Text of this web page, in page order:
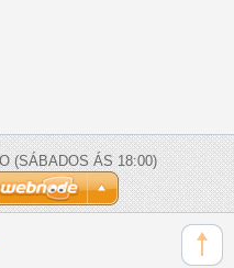
(SÁBADOS ÁS 18:00)